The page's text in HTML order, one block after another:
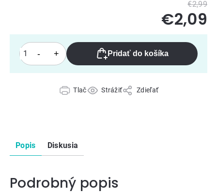
Pridať do košíka
Tlač Strážiť Zdieľať
€2,99
€2,09
Popis Diskusia
Podrobný popis